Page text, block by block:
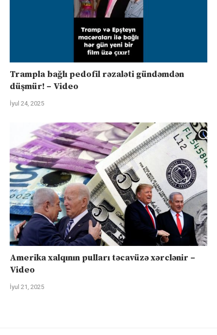
Trampla bağlı pedofil rəzaləti gündəmdən
düşmür! – Video
İyul 24, 2025
Amerika xalqının pulları təcavüzə xərclənir –
Video
İyul 21, 2025